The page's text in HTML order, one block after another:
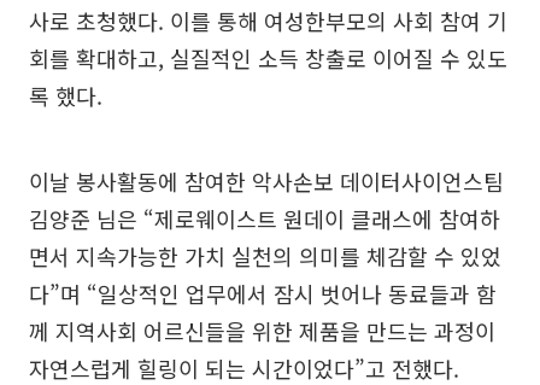
사로 초청했다. 이를 통해 여성한부모의 사회 참여 기
회를 확대하고, 실질적인 소득 창출로 이어질 수 있도
록 했다.
이날 봉사활동에 참여한 악사손보 데이터사이언스팀
김양준 님은 “제로웨이스트 원데이 클래스에 참여하
면서 지속가능한 가치 실천의 의미를 체감할 수 있었
다”며 “일상적인 업무에서 잠시 벗어나 동료들과 함
께 지역사회 어르신들을 위한 제품을 만드는 과정이
자연스럽게 힐링이 되는 시간이었다”고 전했다.